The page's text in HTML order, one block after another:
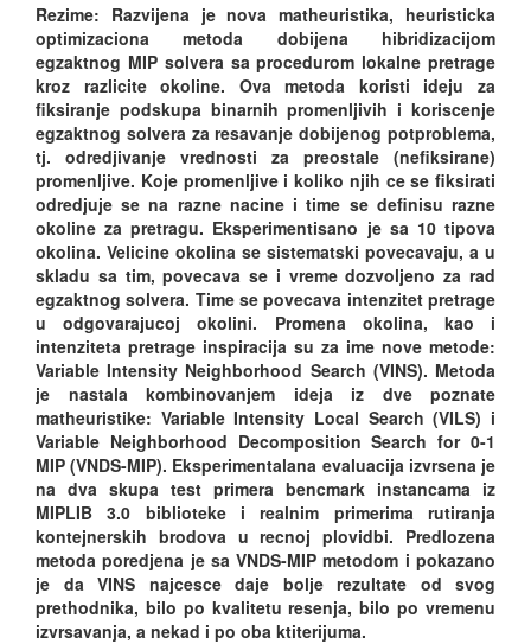
Rezime: Razvijena je nova matheuristika, heuristicka
optimizaciona metoda dobijena hibridizacijom
egzaktnog MIP solvera sa procedurom lokalne pretrage
kroz razlicite okoline. Ova metoda koristi ideju za
fiksiranje podskupa binarnih promenljivih i koriscenje
egzaktnog solvera za resavanje dobijenog potproblema,
tj. odredjivanje vrednosti za preostale (nefiksirane)
promenljive. Koje promenljive i koliko njih ce se fiksirati
odredjuje se na razne nacine i time se definisu razne
okoline za pretragu. Eksperimentisano je sa 10 tipova
okolina. Velicine okolina se sistematski povecavaju, a u
skladu sa tim, povecava se i vreme dozvoljeno za rad
egzaktnog solvera. Time se povecava intenzitet pretrage
u odgovarajucoj okolini. Promena okolina, kao i
intenziteta pretrage inspiracija su za ime nove metode:
Variable Intensity Neighborhood Search (VINS). Metoda
je nastala kombinovanjem ideja iz dve poznate
matheuristike: Variable Intensity Local Search (VILS) i
Variable Neighborhood Decomposition Search for 0-1
MIP (VNDS-MIP). Eksperimentalana evaluacija izvrsena je
na dva skupa test primera bencmark instancama iz
MIPLIB 3.0 biblioteke i realnim primerima rutiranja
kontejnerskih brodova u recnoj plovidbi. Predlozena
metoda poredjena je sa VNDS-MIP metodom i pokazano
je da VINS najcesce daje bolje rezultate od svog
prethodnika, bilo po kvalitetu resenja, bilo po vremenu
izvrsavanja, a nekad i po oba ktiterijuma.